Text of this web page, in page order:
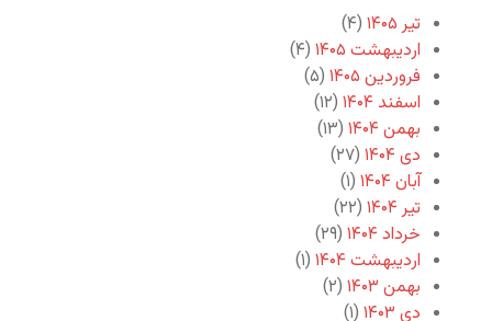
تیر ۱۴۰۵
(۴)
اردیبهشت ۱۴۰۵
(۴)
فروردین ۱۴۰۵
(۵)
اسفند ۱۴۰۴
(۱۲)
بهمن ۱۴۰۴
(۱۳)
دی ۱۴۰۴
(۲۷)
آبان ۱۴۰۴
(۱)
تیر ۱۴۰۴
(۲۲)
خرداد ۱۴۰۴
(۲۹)
اردیبهشت ۱۴۰۴
(۱)
بهمن ۱۴۰۳
(۲)
دی ۱۴۰۳
(۱)